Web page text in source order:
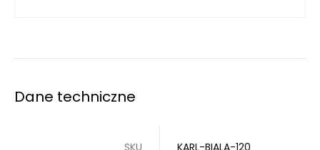
Dane techniczne
SKU KARL-BIALA-120